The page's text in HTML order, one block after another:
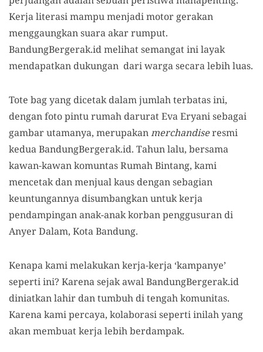
Kerja literasi mampu menjadi motor gerakan
menggaungkan suara akar rumput.
BandungBergerak.id melihat semangat ini layak
mendapatkan dukungan dari warga secara lebih luas.
Tote bag yang dicetak dalam jumlah terbatas ini,
dengan foto pintu rumah darurat Eva Eryani sebagai
gambar utamanya, merupakanmerchandiseresmi
kedua BandungBergerak.id. Tahun lalu, bersama
kawan-kawan komuntas Rumah Bintang, kami
mencetak dan menjual kaus dengan sebagian
keuntungannya disumbangkan untuk kerja
pendampingan anak-anak korban penggusuran di
Anyer Dalam, Kota Bandung.
Kenapa kami melakukan kerja-kerja ‘kampanye’
seperti ini? Karena sejak awal BandungBergerak.id
diniatkan lahir dan tumbuh di tengah komunitas.
Karena kami percaya, kolaborasi seperti inilah yang
akan membuat kerja lebih berdampak.